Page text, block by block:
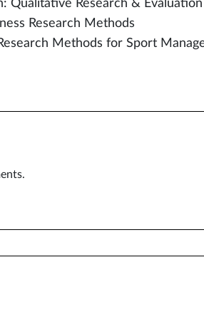
Qualitative Research &
Research Methods
Methods for Sport